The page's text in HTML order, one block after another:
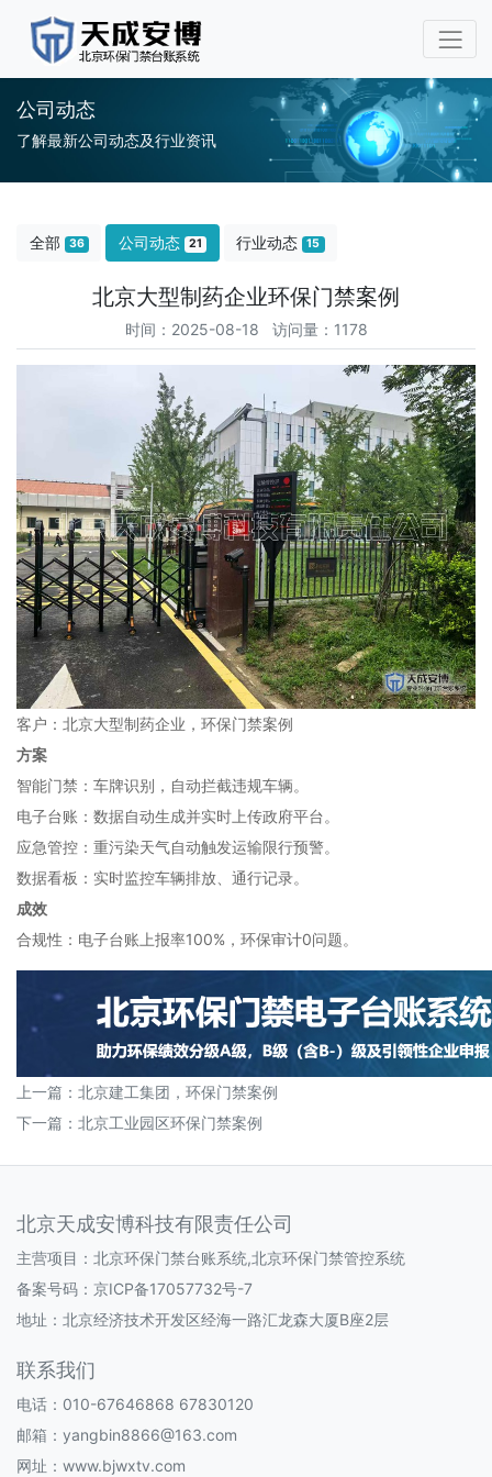
公司动态
了解最新公司动态及行业资讯
全部 36 公司动态 21 行业动态 15
北京大型制药企业环保门禁案例
时间：2025-08-18 访问量：1178
客户：北京大型制药企业，环保门禁案例
方案
智能门禁：车牌识别，自动拦截违规车辆。
电子台账：数据自动生成并实时上传政府平台。
应急管控：重污染天气自动触发运输限行预警。
数据看板：实时监控车辆排放、通行记录。
成效
合规性：电子台账上报率100%，环保审计0问题。
上一篇： 北京建工集团，环保门禁案例
下一篇： 北京工业园区环保门禁案例
北京天成安博科技有限责任公司
主营项目：北京环保门禁台账系统,北京环保门禁管控系统
备案号码： 京ICP备17057732号-7
地址：北京经济技术开发区经海一路汇龙森大厦B座2层
联系我们
电话：010-67646868 67830120
邮箱：yangbin8866@163.com
网址：www.bjwxtv.com